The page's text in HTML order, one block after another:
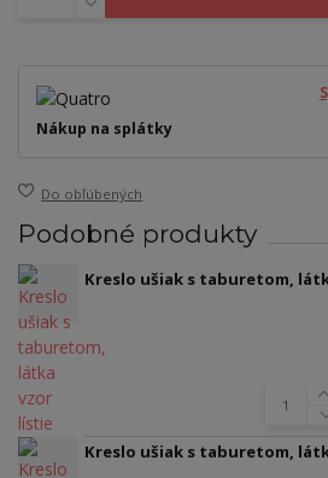
Nákup na splátky
Do obľúbených
Podobné produkty
Kreslo ušiak s taburetom,
Kreslo ušiak s taburetom,